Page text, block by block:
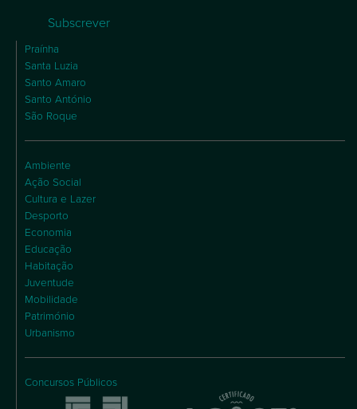
Subscrever
Praínha
Santa Luzia
Santo Amaro
Santo António
São Roque
Ambiente
Ação Social
Cultura e Lazer
Desporto
Economia
Educação
Habitação
Juventude
Mobilidade
Património
Urbanismo
Concursos Públicos